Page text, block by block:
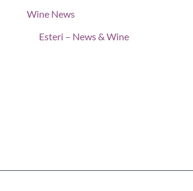
Wine News
Esteri – News & Wine